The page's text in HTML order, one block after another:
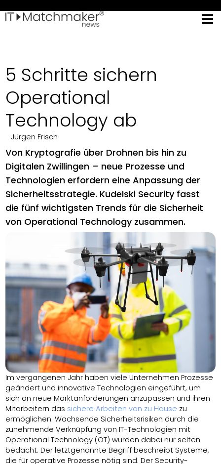
5 Schritte sichern
Operational
Technology ab
Jürgen Frisch
Von Kryptografie über Drohnen bis hin zu
Digitalen Zwillingen – neue Prozesse und
Technologien erfordern eine Anpassung der
Sicherheitsstrategie. Kudelski Security fasst
die fünf wichtigsten Trends für die Sicherheit
von Operational Technology zusammen.
Im vergangenen Jahr haben viele Unternehmen Prozesse
geändert und innovative Technologien eingeführt, um
sich an neue Marktanforderungen anzupassen und ihren
Mitarbeitern das sichere Arbeiten von zu Hause zu
ermöglichen. Wachsende Sicherheitsrisiken durch die
zunehmende Verknüpfung von IT-Technologien mit
Operational Technology (OT) wurden dabei nur selten
bedacht. Der letztgenannte Begriff beschreibt Systeme,
die für operative Prozesse nötig sind. Der Security-